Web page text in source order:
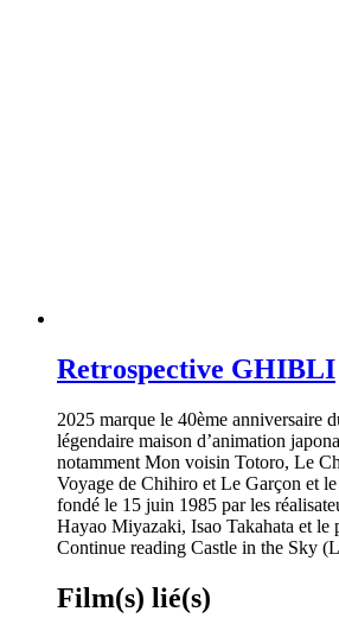
Retrospective GHIBLI
2025 marque le 40ème anniversaire
légendaire maison d’animation
notamment Mon voisin Totoro, Le
Voyage de Chihiro et Le Garçon et
fondé le 15 juin 1985 par les
Hayao Miyazaki, Isao Takahata et
Continue reading Castle in the Sky
Film(s) lié(s)